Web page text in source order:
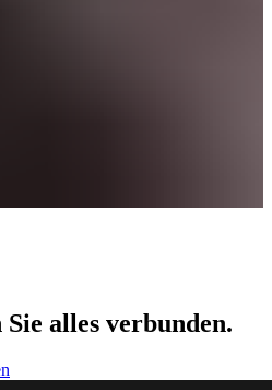
alles verbunden.